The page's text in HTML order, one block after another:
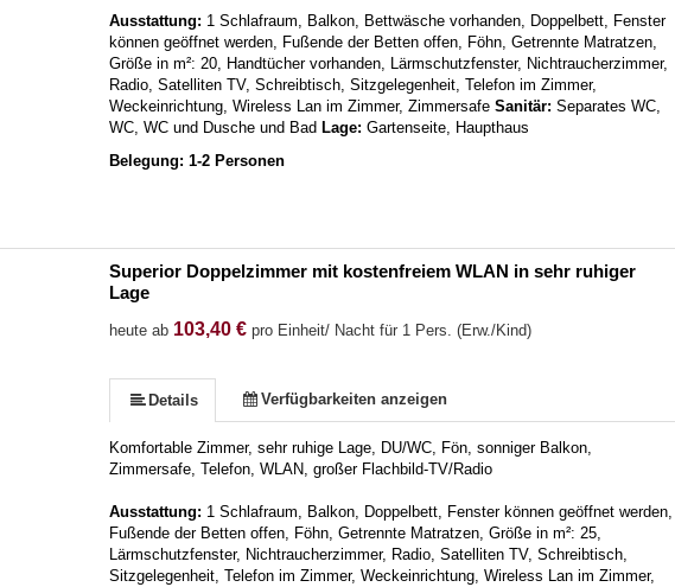
Ausstattung: 1 Schlafraum, Balkon, Bettwäsche vorhanden, Doppelbett, Fenster
können geöffnet werden, Fußende der Betten offen, Föhn, Getrennte Matratzen,
Größe in m²: 20, Handtücher vorhanden, Lärmschutzfenster, Nichtraucherzimmer,
Radio, Satelliten TV, Schreibtisch, Sitzgelegenheit, Telefon im Zimmer,
Weckeinrichtung, Wireless Lan im Zimmer, Zimmersafe Sanitär:Separates WC,
WC, WC und Dusche und Bad Lage:Gartenseite, Haupthaus
Belegung: 1-2 Personen
Superior Doppelzimmer mit kostenfreiem WLAN in sehr ruhiger
Lage
heute ab 103,40 € pro Einheit/ Nacht für 1 Pers. (Erw./Kind)
Details Verfügbarkeiten anzeigen
Komfortable Zimmer, sehr ruhige Lage, DU/WC, Fön, sonniger Balkon,
Zimmersafe, Telefon, WLAN, großer Flachbild-TV/Radio
Ausstattung: 1 Schlafraum, Balkon, Doppelbett, Fenster können geöffnet werden,
Fußende der Betten offen, Föhn, Getrennte Matratzen, Größe in m²: 25,
Lärmschutzfenster, Nichtraucherzimmer, Radio, Satelliten TV, Schreibtisch,
Sitzgelegenheit, Telefon im Zimmer, Weckeinrichtung, Wireless Lan im Zimmer,